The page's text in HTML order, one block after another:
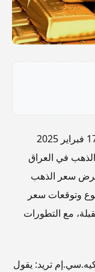
ارتفع سعر الذهب اليوم في العراق الاثنين 17 فبراير 2025
في العراق
سعر الذهب
وتوقعات سعر
مع التطورات
تريد: يقول